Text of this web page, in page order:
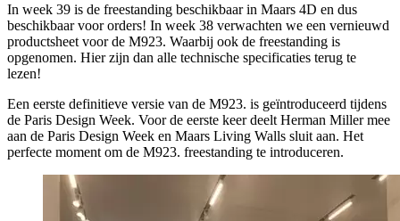
In week 39 is de freestanding beschikbaar in Maars 4D en dus
beschikbaar voor orders! In week 38 verwachten we een vernieuwd
productsheet voor de M923. Waarbij ook de freestanding is
opgenomen. Hier zijn dan alle technische specificaties terug te
lezen!
Een eerste definitieve versie van de M923. is geïntroduceerd tijdens
de Paris Design Week. Voor de eerste keer deelt Herman Miller mee
aan de Paris Design Week en Maars Living Walls sluit aan. Het
perfecte moment om de M923. freestanding te introduceren.